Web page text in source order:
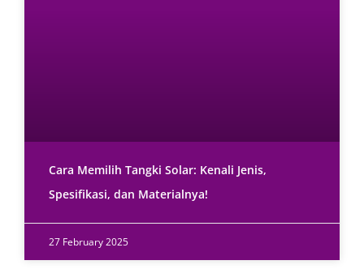
Cara Memilih Tangki Solar: Kenali Jenis,
Spesifikasi, dan Materialnya!
27 February 2025